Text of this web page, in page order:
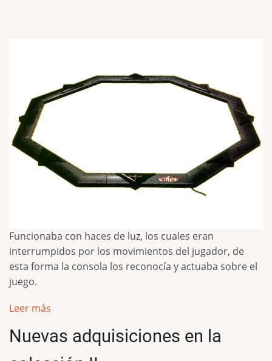
Funcionaba con haces de luz, los cuales eran
interrumpidos por los movimientos del jugador, de
esta forma la consola los reconocía y actuaba sobre el
juego.
Leer más
Nuevas adquisiciones en la